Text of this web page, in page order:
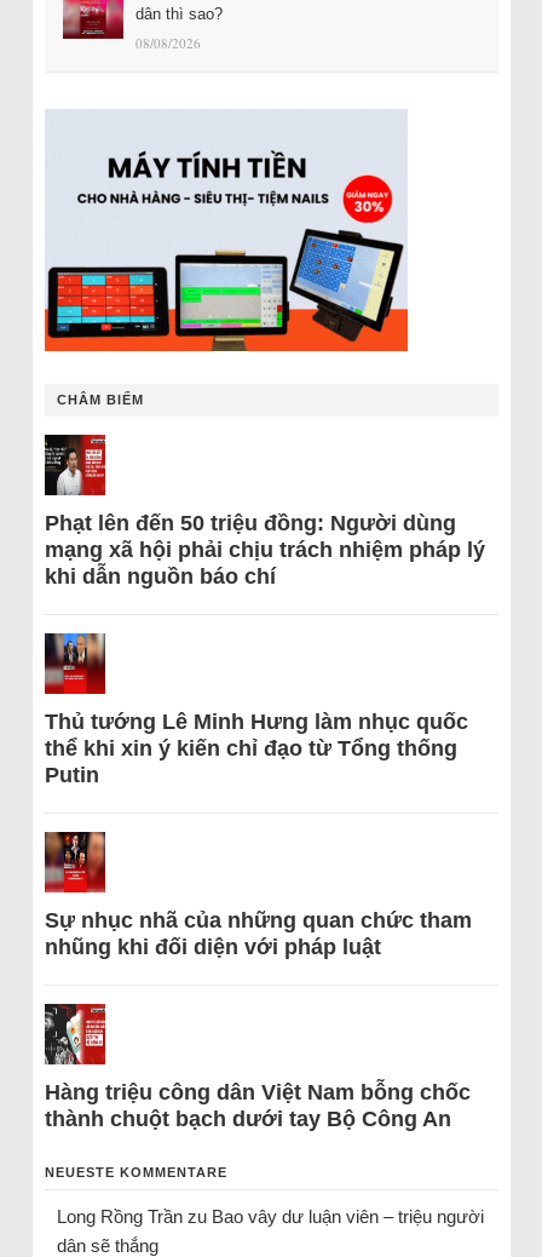
dân thì sao?
08/08/2026
CHÂM BIẾM
Phạt lên đến 50 triệu đồng: Người dùng
mạng xã hội phải chịu trách nhiệm pháp lý
khi dẫn nguồn báo chí
Thủ tướng Lê Minh Hưng làm nhục quốc
thể khi xin ý kiến chỉ đạo từ Tổng thống
Putin
Sự nhục nhã của những quan chức tham
nhũng khi đối diện với pháp luật
Hàng triệu công dân Việt Nam bỗng chốc
thành chuột bạch dưới tay Bộ Công An
NEUESTE KOMMENTARE
Long Rồng Trầnzu Bao vây dư luận viên – triệu người
dân sẽ thắng